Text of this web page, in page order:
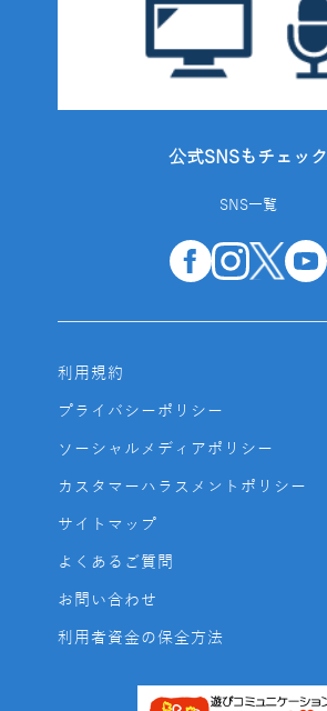
公式SNSもチェック
SNS一覧
利用規約
プライバシーポリシー
ソーシャルメディアポリシー
カスタマーハラスメントポリシー
サイトマップ
よくあるご質問
お問い合わせ
利用者資金の保全方法